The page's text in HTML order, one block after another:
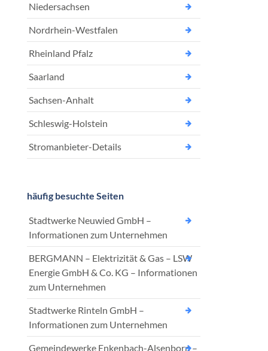
Niedersachsen
Nordrhein-Westfalen
Rheinland Pfalz
Saarland
Sachsen-Anhalt
Schleswig-Holstein
Stromanbieter-Details
häufig besuchte Seiten
Stadtwerke Neuwied GmbH –
Informationen zum Unternehmen
BERGMANN – Elektrizität & Gas – LSW
Energie GmbH & Co. KG – Informationen
zum Unternehmen
Stadtwerke Rinteln GmbH –
Informationen zum Unternehmen
Gemeindewerke Enkenbach-Alsenborn –